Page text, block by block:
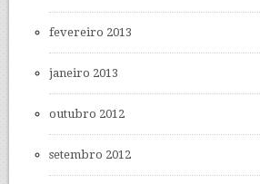
fevereiro 2013
janeiro 2013
outubro 2012
setembro 2012